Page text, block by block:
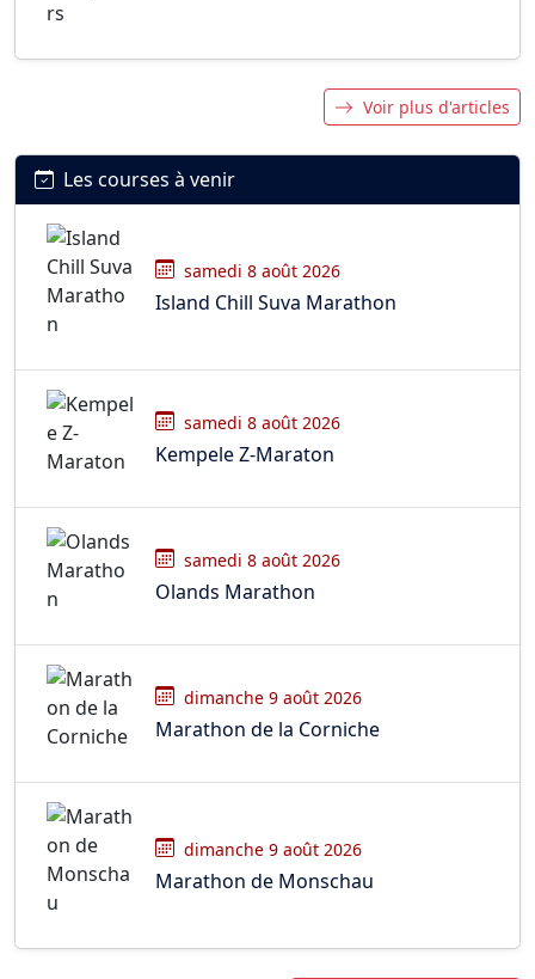
Voir plus d'articles
Les courses à venir
samedi 8 août 2026
Island Chill Suva Marathon
samedi 8 août 2026
Kempele Z-Maraton
samedi 8 août 2026
Olands Marathon
dimanche 9 août 2026
Marathon de la Corniche
dimanche 9 août 2026
Marathon de Monschau